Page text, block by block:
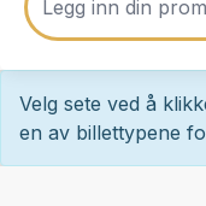
Velg sete ved å
en av billettypene